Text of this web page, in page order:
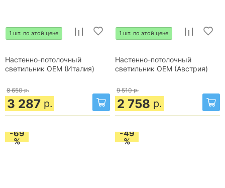
1 шт. по этой цене
Настенно-потолочный
светильник OEM (Италия)
8 650 р.
3 287 р.
1 шт. по этой цене
Настенно-потолочный
светильник OEM (Австрия)
9 510 р.
2 758 р.
-69
%
-49
%